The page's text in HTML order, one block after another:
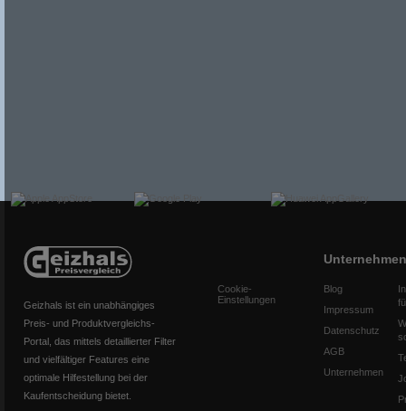
Geizhals ist ein unabhängiges
Preis- und Produktvergleichs-
Portal, das mittels detaillierter Filter
und vielfältiger Features eine
optimale Hilfestellung bei der
Kaufentscheidung bietet.
Cookie-
Einstellungen
Unternehmen
Blog
Impressum
Datenschutz
AGB
Unternehmen